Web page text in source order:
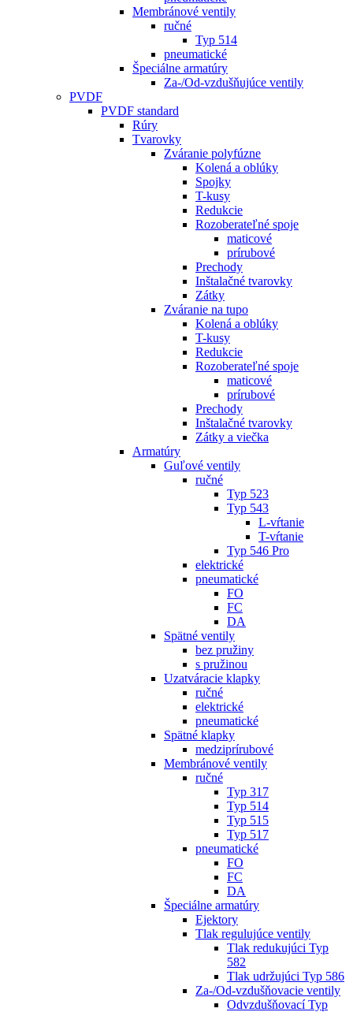
Membránové ventily
ručné
Typ 514
pneumatické
Špeciálne armatúry
Za-/Od-vzdušňujúce ventily
PVDF
PVDF standard
Rúry
Tvarovky
Zváranie polyfúzne
Kolená a oblúky
Spojky
T-kusy
Redukcie
Rozoberateľné spoje
maticové
prírubové
Prechody
Inštalačné tvarovky
Zátky
Zváranie na tupo
Kolená a oblúky
T-kusy
Redukcie
Rozoberateľné spoje
maticové
prírubové
Prechody
Inštalačné tvarovky
Zátky a viečka
Armatúry
Guľové ventily
ručné
Typ 523
Typ 543
L-vŕtanie
T-vŕtanie
Typ 546 Pro
elektrické
pneumatické
FO
FC
DA
Spätné ventily
bez pružiny
s pružinou
Uzatváracie klapky
ručné
elektrické
pneumatické
Spätné klapky
medziprírubové
Membránové ventily
ručné
Typ 317
Typ 514
Typ 515
Typ 517
pneumatické
FO
FC
DA
Špeciálne armatúry
Ejektory
Tlak regulujúce ventily
Tlak redukujúci Typ
582
Tlak udržujúci Typ 586
Za-/Od-vzdušňovacie ventily
Odvzdušňovací Typ